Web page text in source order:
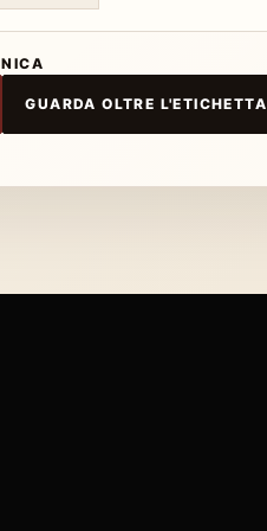
GUARDA OLTRE L'ETICHETTA